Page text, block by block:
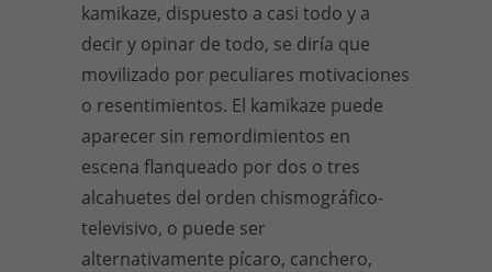
kamikaze, dispuesto a casi todo y a
decir y opinar de todo, se diría que
movilizado por peculiares motivaciones
o resentimientos. El kamikaze puede
aparecer sin remordimientos en
escena flanqueado por dos o tres
alcahuetes del orden chismográfico-
televisivo, o puede ser
alternativamente pícaro, canchero,